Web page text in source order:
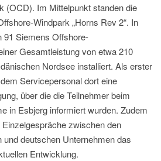
(OCD). Im Mittelpunkt standen die
Windpark „Horns Rev 2“. In
91 Siemens Offshore-
Gesamtleistung von etwa 210
Nordsee installiert. Als erster
Servicepersonal dort eine
über die die Teilnehmer beim
in Esbjerg informiert wurden. Zudem
zwischen den
deutschen Unternehmen das
Entwicklung.